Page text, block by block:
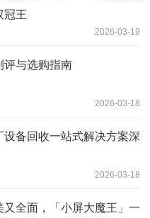
冠王
2026-03-19
评与选购指南
2026-03-18
备回收一站式解决方案深
2026-03-18
又全面，「小屏大魔王」一